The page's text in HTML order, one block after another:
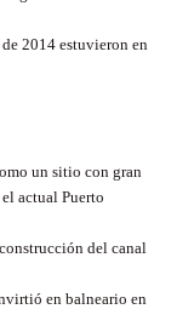
2014 estuvieron en
un sitio con gran
actual Puerto
del canal
en balneario en